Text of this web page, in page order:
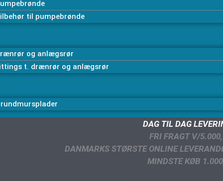
til pumpebrønde
og anlægsrør
t. drænrør og anlægsrør
DAG TIL DAG
FRI FRAGT V/
DANMARKS STØRSTE ONLINE
MINDSTE KØB